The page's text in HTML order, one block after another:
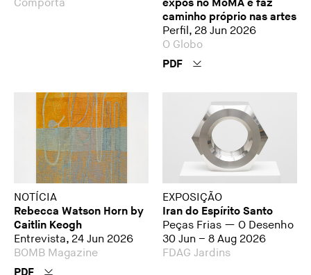
Comporta
expôs no MoMA e faz
caminho próprio nas artes
Perfil, 28 Jun 2026
O Globo
PDF
NOTÍCIA
Rebecca Watson Horn by
Caitlin Keogh
Entrevista, 24 Jun 2026
BOMB Magazine
EXPOSIÇÃO
Iran do Espírito Santo
Peças Frias — O Desenho
30 Jun – 8 Aug 2026
FDAG Jardins